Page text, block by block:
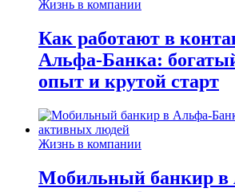
Жизнь в компании
Как работают в
Альфа-Банка:
опыт и крутой старт
Жизнь в компании
Мобильный банкир в